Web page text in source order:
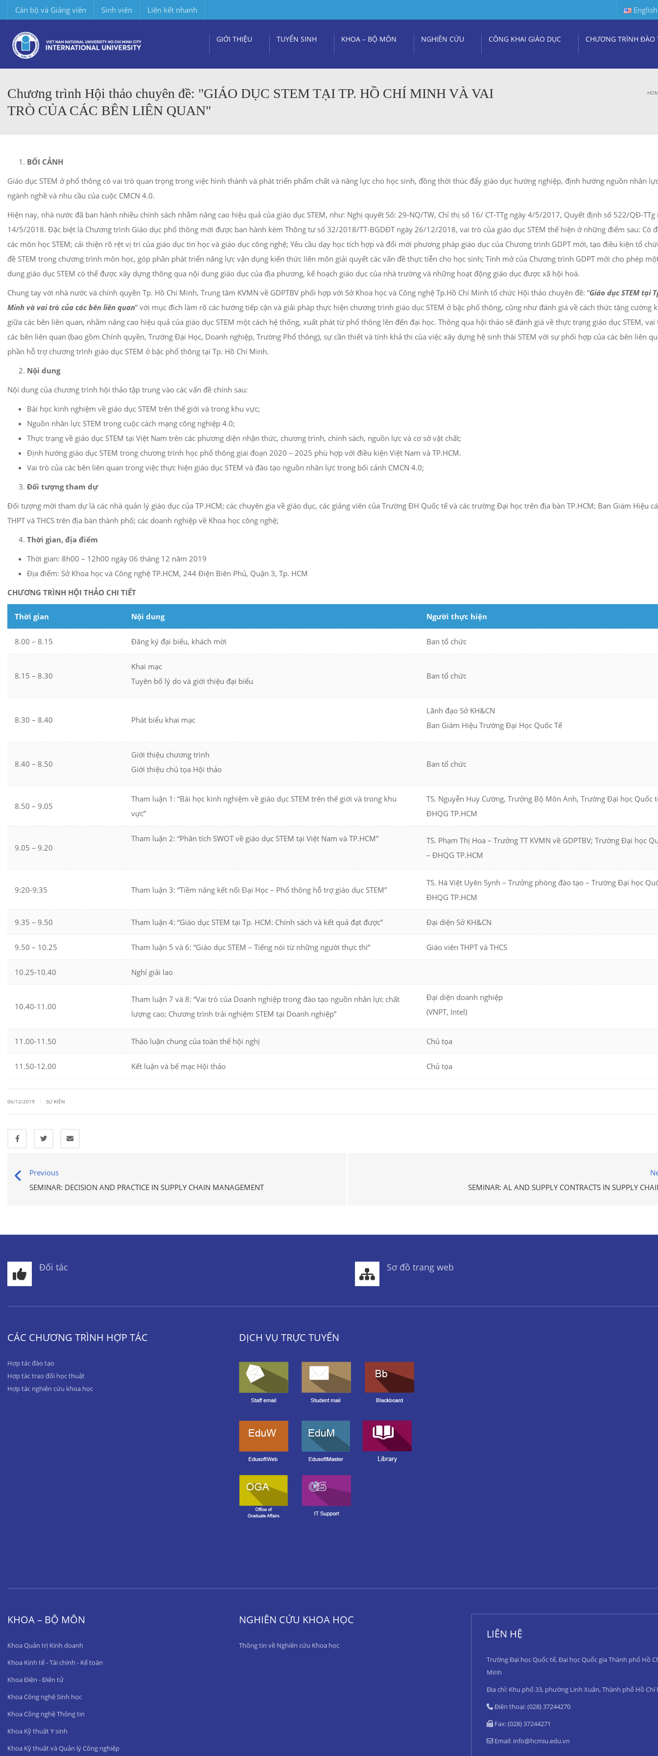
Cán bộ và Giảng viên Sinh viên Liên kết nhanh English
GIỚI THIỆU TUYỂN SINH KHOA – BỘ MÔN NGHIÊN CỨU CÔNG KHAI GIÁO DỤC CHƯƠNG TRÌNH ĐÀO
Chương trình Hội thảo chuyên đề: "GIÁO DỤC STEM TẠI TP. HỒ CHÍ MINH VÀ VAI
TRÒ CỦA CÁC BÊN LIÊN QUAN"
BỐI CẢNH
Giáo dục STEM ở phổ thông có vai trò quan trọng trong việc hình thành và phát triển phẩm chất và năng lực cho học sinh, đồng thời thúc đẩy giáo dục hướng nghiệp, định hướng nguồn nhân
ngành nghề và nhu cầu của cuộc CMCN 4.0.
Hiện nay, nhà nước đã ban hành nhiều chính sách nhằm nâng cao hiệu quả của giáo dục STEM, như: Nghị quyết Số: 29-NQ/TW, Chỉ thị số 16/ CT-TTg ngày 4/5/2017, Quyết định số 522/QĐ-TTg
14/5/2018. Đặc biệt là Chương trình Giáo dục phổ thông mới được ban hành kèm Thông tư số 32/2018/TT-BGDĐT ngày 26/12/2018, vai trò của giáo dục STEM thể hiện ở những điểm sau: Có
các môn học STEM; cải thiện rõ rệt vị trí của giáo dục tin học và giáo dục công nghệ; Yêu cầu dạy học tích hợp và đổi mới phương pháp giáo dục của Chương trình GDPT mới, tạo điều kiện tổ
đề STEM trong chương trình môn học, góp phần phát triển năng lực vận dụng kiến thức liên môn giải quyết các vấn đề thực tiễn cho học sinh; Tính mở của Chương trình GDPT mới cho phép
dung giáo dục STEM có thể được xây dựng thông qua nội dung giáo dục của địa phương, kế hoạch giáo dục của nhà trường và những hoạt động giáo dục được xã hội hoá.
Chung tay với nhà nước và chính quyền Tp. Hồ Chí Minh, Trung tâm KVMN về GDPTBV phối hợp với Sở Khoa học và Công nghệ Tp.Hồ Chí Minh tổ chức Hội thảo chuyên đề: “Giáo dục STEM tại
Minh và vai trò của các bên liên quan” với mục đích làm rõ các hướng tiếp cận và giải pháp thực hiện chương trình giáo dục STEM ở bậc phổ thông, cũng như đánh giá về cách thức tăng cường
giữa các bên liên quan, nhằm nâng cao hiệu quả của giáo dục STEM một cách hệ thống, xuất phát từ phổ thông lên đến đại học. Thông qua hội thảo sẽ đánh giá về thực trạng giáo dục STEM, vai
các bên liên quan (bao gồm Chính quyền, Trường Đại Học, Doanh nghiệp, Trường Phổ thông), sự cần thiết và tính khả thi của việc xây dựng hệ sinh thái STEM với sự phối hợp của các bên liên
phần hỗ trợ chương trình giáo dục STEM ở bậc phổ thông tại Tp. Hồ Chí Minh.
Nội dung
Nội dung của chương trình hội thảo tập trung vào các vấn đề chính sau:
Bài học kinh nghiệm về giáo dục STEM trên thế giới và trong khu vực;
Nguồn nhân lực STEM trong cuộc cách mạng công nghiệp 4.0;
Thực trạng về giáo dục STEM tại Việt Nam trên các phương diện nhận thức, chương trình, chính sách, nguồn lực và cơ sở vật chất;
Định hướng giáo dục STEM trong chương trình học phổ thông giai đoạn 2020 – 2025 phù hợp với điều kiện Việt Nam và TP.HCM.
Vai trò của các bên liên quan trong việc thực hiện giáo dục STEM và đào tạo nguồn nhân lực trong bối cảnh CMCN 4.0;
Đối tượng tham dự
Đối tượng mời tham dự là các nhà quản lý giáo dục của TP.HCM; các chuyên gia về giáo dục, các giảng viên của Trường ĐH Quốc tế và các trường Đại học trên địa bàn TP.HCM; Ban Giám Hiệu
THPT và THCS trên địa bàn thành phố; các doanh nghiệp về Khoa học công nghệ;
Thời gian, địa điểm
Thời gian: 8h00 – 12h00 ngày 06 tháng 12 năm 2019
Địa điểm: Sở Khoa học và Công nghệ TP.HCM, 244 Điện Biên Phủ, Quận 3, Tp. HCM
CHƯƠNG TRÌNH HỘI THẢO CHI TIẾT
Thời gian Nội dung Người thực hiện
8.00 – 8.15 Đăng ký đại biểu, khách mời Ban tổ chức
8.15 – 8.30
Khai mạc
Tuyên bố lý do và giới thiệu đại biểu
Ban tổ chức
8.30 – 8.40 Phát biểu khai mạc
Lãnh đạo Sở KH&CN
Ban Giám Hiệu Trường Đại Học Quốc Tế
8.40 – 8.50
Giới thiệu chương trình
Giới thiệu chủ tọa Hội thảo
Ban tổ chức
8.50 – 9.05
Tham luận 1: “Bài học kinh nghiệm về giáo dục STEM trên thế giới và trong khu
vực”
TS. Nguyễn Huy Cường, Trưởng Bộ Môn Anh, Trường Đại học Quốc
ĐHQG TP.HCM
9.05 – 9.20
Tham luận 2: “Phân tích SWOT về giáo dục STEM tại Việt Nam và TP.HCM”
TS. Phạm Thị Hoa – Trưởng TT KVMN về GDPTBV; Trường Đại học
– ĐHQG TP.HCM
9:20-9:35 Tham luận 3: “Tiềm năng kết nối Đại Học – Phổ thông hỗ trợ giáo dục STEM”
TS. Hà Việt Uyên Synh – Trưởng phòng đào tạo – Trường Đại học
ĐHQG TP.HCM
9.35 – 9.50 Tham luận 4: “Giáo dục STEM tại Tp. HCM: Chính sách và kết quả đạt được” Đại diện Sở KH&CN
9.50 – 10.25 Tham luận 5 và 6: “Giáo dục STEM – Tiếng nói từ những người thực thi” Giáo viên THPT và THCS
10.25-10.40 Nghỉ giải lao
10.40-11.00
Tham luận 7 và 8: “Vai trò của Doanh nghiệp trong đào tạo nguồn nhân lực chất
lượng cao; Chương trình trải nghiệm STEM tại Doanh nghiệp”
Đại diện doanh nghiệp
(VNPT, Intel)
11.00-11.50 Thảo luận chung của toàn thể hội nghị Chủ tọa
11.50-12.00 Kết luận và bế mạc Hội thảo Chủ tọa
06/12/2019 SỰ KIỆN
Previous
SEMINAR: DECISION AND PRACTICE IN SUPPLY CHAIN MANAGEMENT
SEMINAR: AL AND SUPPLY CONTRACTS IN SUPPLY
Đối tác Sơ đồ trang web
CÁC CHƯƠNG TRÌNH HỢP TÁC
Hợp tác đào tạo
Hợp tác trao đổi học thuật
Hợp tác nghiên cứu khoa học
DỊCH VỤ TRỰC TUYẾN
KHOA – BỘ MÔN
Khoa Quản trị Kinh doanh
Khoa Kinh tế - Tài chính - Kế toán
Khoa Điện - Điện tử
Khoa Công nghệ Sinh học
Khoa Công nghệ Thông tin
Khoa Kỹ thuật Y sinh
Khoa Kỹ thuật và Quản lý Công nghiệp
NGHIÊN CỨU KHOA HỌC
Thông tin về Nghiên cứu Khoa học
LIÊN HỆ
Trường Đại học Quốc tế, Đại học Quốc gia Thành phố Hồ
Minh
Địa chỉ: Khu phố 33, phường Linh Xuân, Thành phố Hồ Chí
Điện thoại: (028) 37244270
Fax: (028) 37244271
Email: info@hcmiu.edu.vn